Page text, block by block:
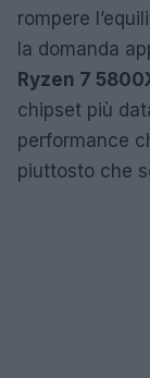
rompere
la domanda
Ryzen 7
chipset più
performance
piuttosto che